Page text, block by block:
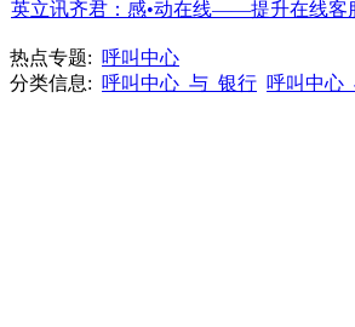
英立讯齐君：感•动在线——提升在线客
热点专题: 呼叫中心
分类信息: 呼叫中心_与_银行 呼叫中心